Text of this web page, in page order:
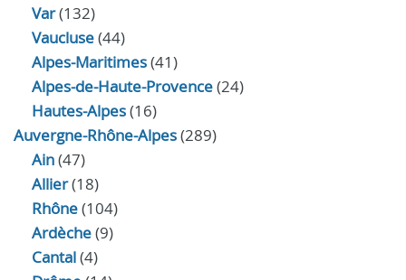
Var(132)
Vaucluse(44)
Alpes-Maritimes(41)
Alpes-de-Haute-Provence(24)
Hautes-Alpes(16)
Auvergne-Rhône-Alpes(289)
Ain(47)
Allier(18)
Rhône(104)
Ardèche(9)
Cantal(4)